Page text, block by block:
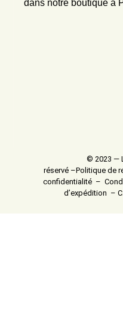
dans notre boutique à
© 2023 —
réservé –Politique de
confidentialité –
d’expédition –